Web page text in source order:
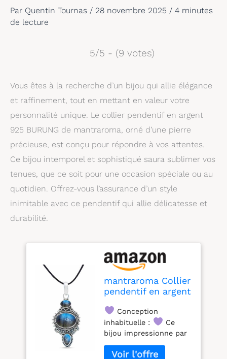
Par Quentin Tournas / 28 novembre 2025 / 4 minutes
de lecture
5/5 - (9 votes)
Vous êtes à la recherche d’un bijou qui allie élégance
et raffinement, tout en mettant en valeur votre
personnalité unique. Le collier pendentif en argent
925 BURUNG de mantraroma, orné d’une pierre
précieuse, est conçu pour répondre à vos attentes.
Ce bijou intemporel et sophistiqué saura sublimer vos
tenues, que ce soit pour une occasion spéciale ou au
quotidien. Offrez-vous l’assurance d’un style
inimitable avec ce pendentif qui allie délicatesse et
durabilité.
mantraroma Collier
pendentif en argent
en pierre précieuse
labradorite verte et
bleue pour femme
(MAH-076-05)
Conception
inhabituelle :
Ce
bijou impressionne par
son design
extraordinaire composé